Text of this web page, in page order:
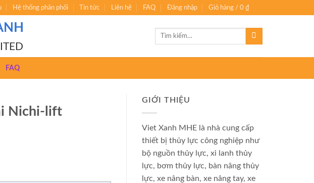
Hệ thống phân phối Tin tức Liên hệ FAQ Đăng nhập Giỏ hàng / 0 ₫
Tìm
FAQ
Nichi-lift
GIỚI THIỆU
Viet Xanh MHE là nhà cung cấp
thiết bị thủy lực công nghiệp như
bộ nguồn thủy lực, xi lanh thủy
lực, bơm thủy lực, bàn nâng thủy
lực, xe nâng bàn, xe nâng tay, xe